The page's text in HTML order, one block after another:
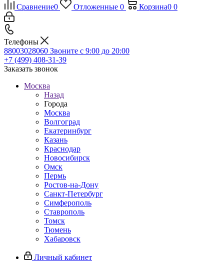
Сравнение0 Отложенные 0 Корзина0 0
Телефоны
88003028060 Звоните с 9:00 до 20:00
+7 (499) 408-31-39
Заказать звонок
Москва
Назад
Города
Москва
Волгоград
Екатеринбург
Казань
Краснодар
Новосибирск
Омск
Пермь
Ростов-на-Дону
Санкт-Петербург
Симферополь
Ставрополь
Томск
Тюмень
Хабаровск
Личный кабинет